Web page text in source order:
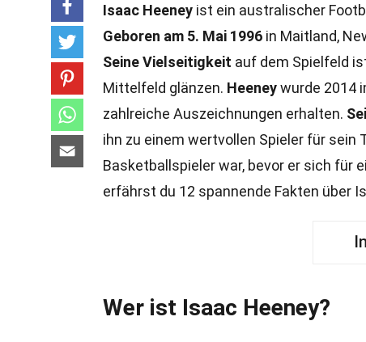
Isaac Heeney ist ein australischer
Geboren am 5. Mai 1996 in Maitland,
Seine Vielseitigkeit auf dem Spielfeld
Mittelfeld glänzen. Heeneywurde 2014
zahlreiche Auszeichnungen erhalten.
ihn zu einem wertvollen Spieler für sein
Basketballspieler war, bevor er sich für
erfährst du 12 spannende Fakten über
Wer ist Isaac Heeney?